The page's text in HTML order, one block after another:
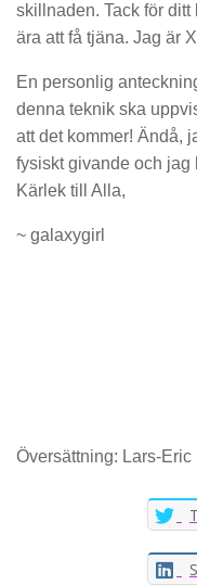
skillnaden. Tack för
ära att få tjäna. Jag är
En personlig
denna teknik ska
att det kommer! Ändå,
fysiskt givande och jag
Kärlek till Alla,
~ galaxygirl
Översättning: Lars-Eric